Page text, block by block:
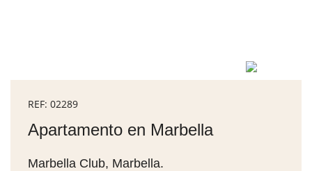
REF: 02289
Apartamento en Marbella
Marbella Club, Marbella.